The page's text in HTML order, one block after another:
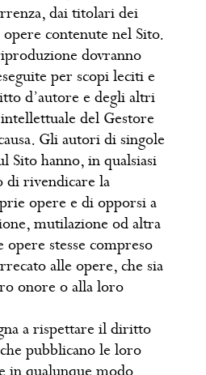
dai titolari dei
contenute nel Sito.
dovranno
per scopi leciti e
d’autore e degli altri
del Gestore
Gli autori di singole
Sito hanno, in qualsiasi
rivendicare la
opere e di opporsi a
mutilazione od altra
stesse compreso
alle opere, che sia
onore o alla loro
a rispettare il diritto
pubblicano le loro
in qualunque modo